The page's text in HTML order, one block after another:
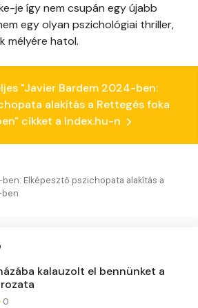
je így nem csupán egy újabb
egy olyan pszichológiai thriller,
mélyére hatol.
"Javier Bardem 2024-ben:
alakítás a Rettegés foka
cikket a Index.hu-n
Elképesztő pszichopata alakítás a
ben
kalauzolt el bennünket a
0